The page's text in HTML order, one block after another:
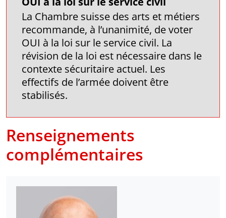
La Chambre suisse des arts et métiers
recommande, à l’unanimité, de voter
OUI à la loi sur le service civil. La
révision de la loi est nécessaire dans le
contexte sécuritaire actuel. Les
effectifs de l’armée doivent être
stabilisés.
Renseignements
complémentaires